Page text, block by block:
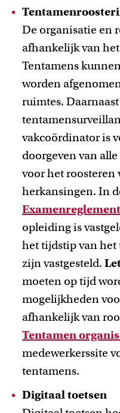
De organisatie en
afhankelijk van
Tentamens
worden
ruimtes.
vakcoördinator is
doorgeven van
voor het roosteren
herkansingen. In
opleiding is
het tijdstip van
zijn vastgesteld.
moeten op tijd
mogelijkheden
afhankelijk van
Tentamen
medewerkerssite
tentamens.
Digitaal toetsen